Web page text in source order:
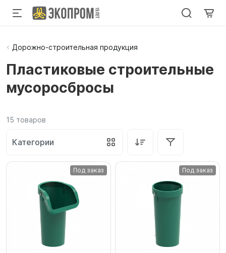
Дорожно-строительная продукция
Пластиковые строительные
мусоросбросы
15 товаров
Категории
Под заказ Под заказ